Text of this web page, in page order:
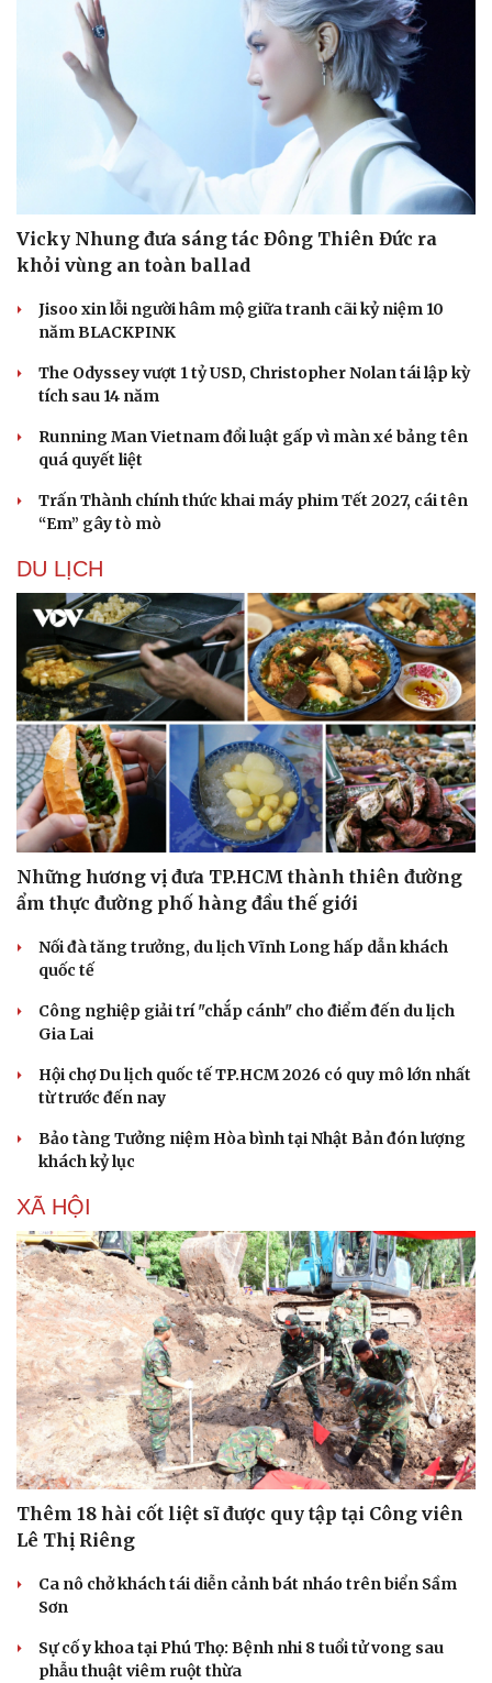
Dinh dưỡng - món ngon
Cây thuốc
Sản phụ khoa
Nhi khoa
Nam khoa
Phòng mạch online
Ăn sạch sống khỏe
Đời sống
Nhà đẹp
Vicky Nhung đưa sáng tác Đông Thiên Đức ra
khỏi vùng an toàn ballad
Jisoo xin lỗi người hâm mộ giữa tranh cãi kỷ niệm 10
năm BLACKPINK
The Odyssey vượt 1 tỷ USD, Christopher Nolan tái lập kỳ
tích sau 14 năm
Running Man Vietnam đổi luật gấp vì màn xé bảng tên
quá quyết liệt
Trấn Thành chính thức khai máy phim Tết 2027, cái tên
“Em” gây tò mò
DU LỊCH
Những hương vị đưa TP.HCM thành thiên đường
ẩm thực đường phố hàng đầu thế giới
Nối đà tăng trưởng, du lịch Vĩnh Long hấp dẫn khách
quốc tế
Công nghiệp giải trí "chắp cánh" cho điểm đến du lịch
Gia Lai
Hội chợ Du lịch quốc tế TP.HCM 2026 có quy mô lớn nhất
từ trước đến nay
Bảo tàng Tưởng niệm Hòa bình tại Nhật Bản đón lượng
khách kỷ lục
XÃ HỘI
Thêm 18 hài cốt liệt sĩ được quy tập tại Công viên
Lê Thị Riêng
Ca nô chở khách tái diễn cảnh bát nháo trên biển Sầm
Sơn
Sự cố y khoa tại Phú Thọ: Bệnh nhi 8 tuổi tử vong sau
phẫu thuật viêm ruột thừa